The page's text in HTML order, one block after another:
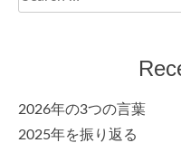
for:
2026年の3つの言葉
2025年を振り返る